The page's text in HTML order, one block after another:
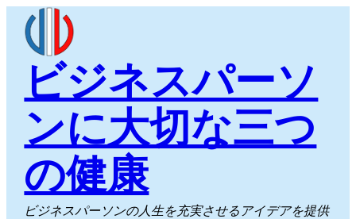
ビジネスパーソ
ンに大切な三つ
の健康
ビジネスパーソンの人生を充実させるアイデアを提供